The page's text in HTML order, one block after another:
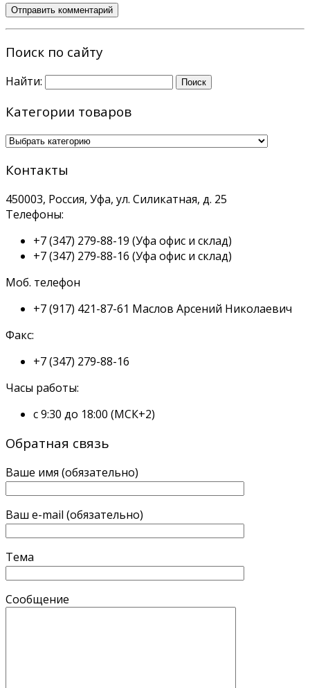
Поиск по сайту
Найти:
Категории товаров
Контакты
450003, Россия, Уфа, ул. Силикатная, д. 25
Телефоны:
+7 (347) 279-88-19 (Уфа офис и склад)
+7 (347) 279-88-16 (Уфа офис и склад)
Моб. телефон
+7 (917) 421-87-61 Маслов Арсений Николаевич
Факс:
+7 (347) 279-88-16
Часы работы:
с 9:30 до 18:00 (МСК+2)
Обратная связь
Ваше имя (обязательно)
Ваш e-mail (обязательно)
Тема
Сообщение